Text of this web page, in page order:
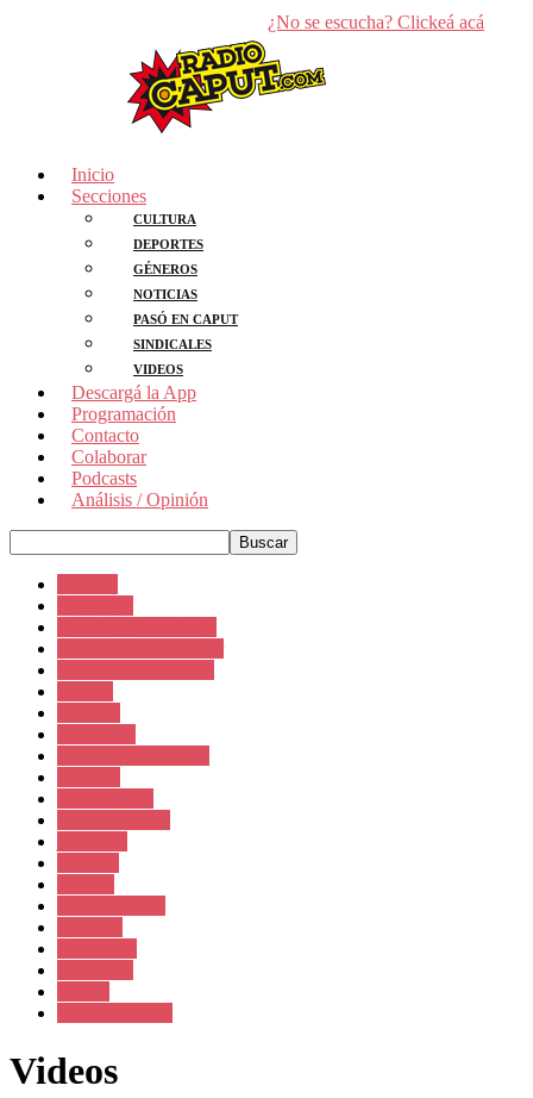
¿No se escucha? Clickeá acá
Inicio
Secciones
CULTURA
DEPORTES
GÉNEROS
NOTICIAS
PASÓ EN CAPUT
SINDICALES
VIDEOS
Descargá la App
Programación
Contacto
Colaborar
Podcasts
Análisis / Opinión
Videos